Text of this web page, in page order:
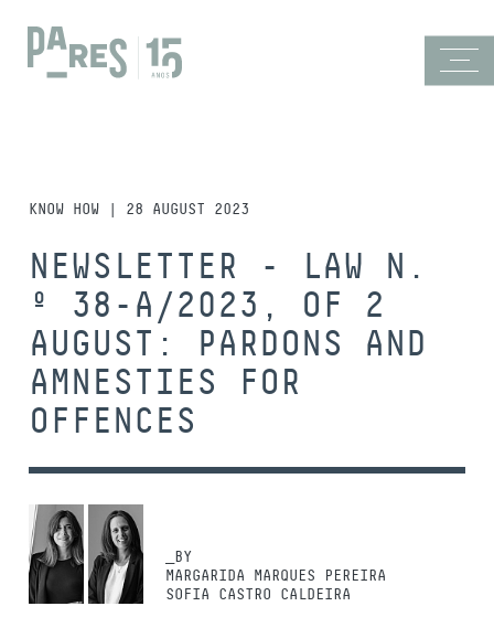
KNOW HOW | 28 AUGUST 2023
NEWSLETTER - LAW N.
º 38-A/2023, OF 2
AUGUST: PARDONS AND
AMNESTIES FOR
OFFENCES
_BY
MARGARIDA MARQUES PEREIRA
SOFIA CASTRO CALDEIRA